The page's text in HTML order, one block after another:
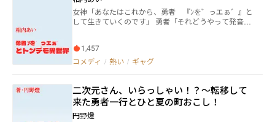
決断をする。 そこで彼を待っていたのは、かつての
歴史に封じられた全く別の世界だった。勇者と魔王、
宿命に導かれた二人の長き戦いの物語がここに始まる―
女神「あなたはこれから、勇者 『ﾝを゛っエぁ゛』と
して生きていくのです」 勇者「それどうやって発音し
ー RPG ギャグを組み合わせた新感覚物語
1,457
コメディ / 熱い / ギャグ
二次元さん、いらっしゃい！？〜転移して
来た勇者一行とひと夏の町おこし！
円野燈